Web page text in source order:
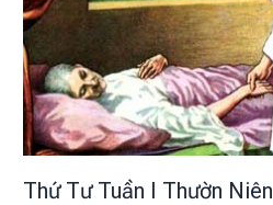
Thứ Tư Tuần I Thườn Niên